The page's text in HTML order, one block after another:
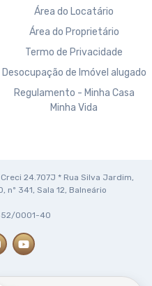
Área do Locatário
Área do Proprietário
Termo de Privacidade
Desocupação de Imóvel alugado
Regulamento - Minha Casa
Minha Vida
24.707J * Rua Silva Jardim,
nº 341, Sala 12, Balneário
0001-40